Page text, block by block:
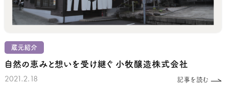
蔵元紹介
自然の恵みと想いを受け継ぐ 小牧醸造株式会社
2021.2.18 記事を読む